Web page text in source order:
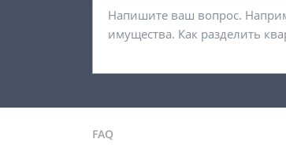
FAQ